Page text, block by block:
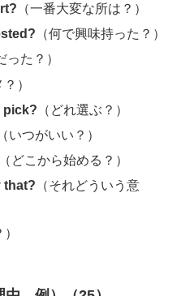
（一番大変な所は？）
（何で興味持った？）
った？）
）
pick? （どれ選ぶ？）
（いつがいい？）
（どこから始める？）
that? （それどういう意